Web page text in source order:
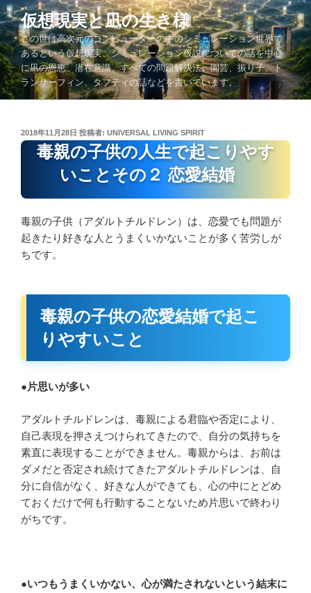
コ
ン
テ
ン
ツ
へ
仮想現実と凪の生き様
この世は高次元のコンピューターの中のシミュレーション世界で
あるという仮想現実、シミュレーション仮説についての話を中心
に凪の恩恵、潜在意識、すべての問題解決法、園芸、振り子、ト
ランサーフィン、タフティの話などを書いています。
投
稿
2018年11月28日 投稿者: UNIVERSAL LIVING SPIRIT
毒親の子供の人生で起こりやす
いことその２ 恋愛結婚
毒親の子供（アダルトチルドレン）は、恋愛でも問題が
起きたり好きな人とうまくいかないことが多く苦労しが
ちです。
毒親の子供の恋愛結婚で起こ
りやすいこと
●片思いが多い
アダルトチルドレンは、毒親による君臨や否定により、
自己表現を押さえつけられてきたので、自分の気持ちを
素直に表現することができません。毒親からは、お前は
ダメだと否定され続けてきたアダルトチルドレンは、自
分に自信がなく、好きな人ができても、心の中にとどめ
ておくだけで何も行動することないため片思いで終わり
がちです。
●いつもうまくいかない、心が満たされないという結末に